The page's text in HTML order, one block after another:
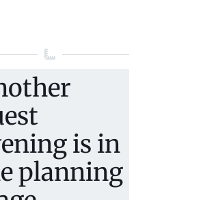
is in
planning